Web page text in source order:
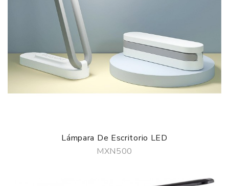
Lámpara De Escritorio LED
MXN500